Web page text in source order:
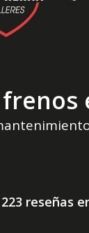
reseñas